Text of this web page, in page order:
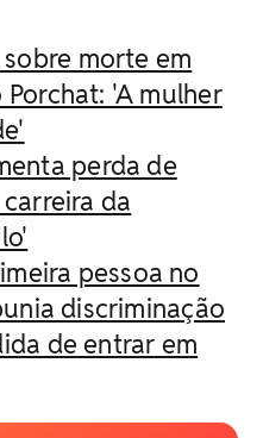
morte em
'A mulher
perda de
da
pessoa no
discriminação
de entrar em